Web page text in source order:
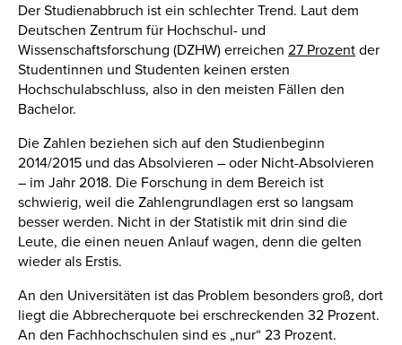
Der Studienabbruch ist ein schlechter Trend. Laut dem
Deutschen Zentrum für Hochschul- und
Wissenschaftsforschung (DZHW) erreichen 27 Prozent der
Studentinnen und Studenten keinen ersten
Hochschulabschluss, also in den meisten Fällen den
Bachelor.
Die Zahlen beziehen sich auf den Studienbeginn
2014/2015 und das Absolvieren – oder Nicht-Absolvieren
– im Jahr 2018. Die Forschung in dem Bereich ist
schwierig, weil die Zahlengrundlagen erst so langsam
besser werden. Nicht in der Statistik mit drin sind die
Leute, die einen neuen Anlauf wagen, denn die gelten
wieder als Erstis.
An den Universitäten ist das Problem besonders groß, dort
liegt die Abbrecherquote bei erschreckenden 32 Prozent.
An den Fachhochschulen sind es „nur“ 23 Prozent.